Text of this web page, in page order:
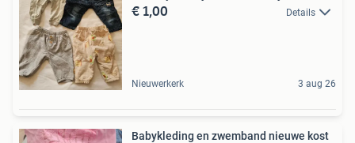
€ 1,00 Details
Nieuwerkerk 3 aug 26
Babykleding en zwemband nieuwe kost